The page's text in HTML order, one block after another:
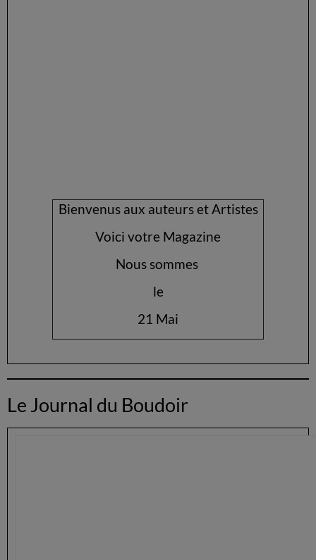
Bienvenus aux auteurs et Artistes
Voici votre Magazine
Nous sommes
le
21 Mai
Le Journal du Boudoir